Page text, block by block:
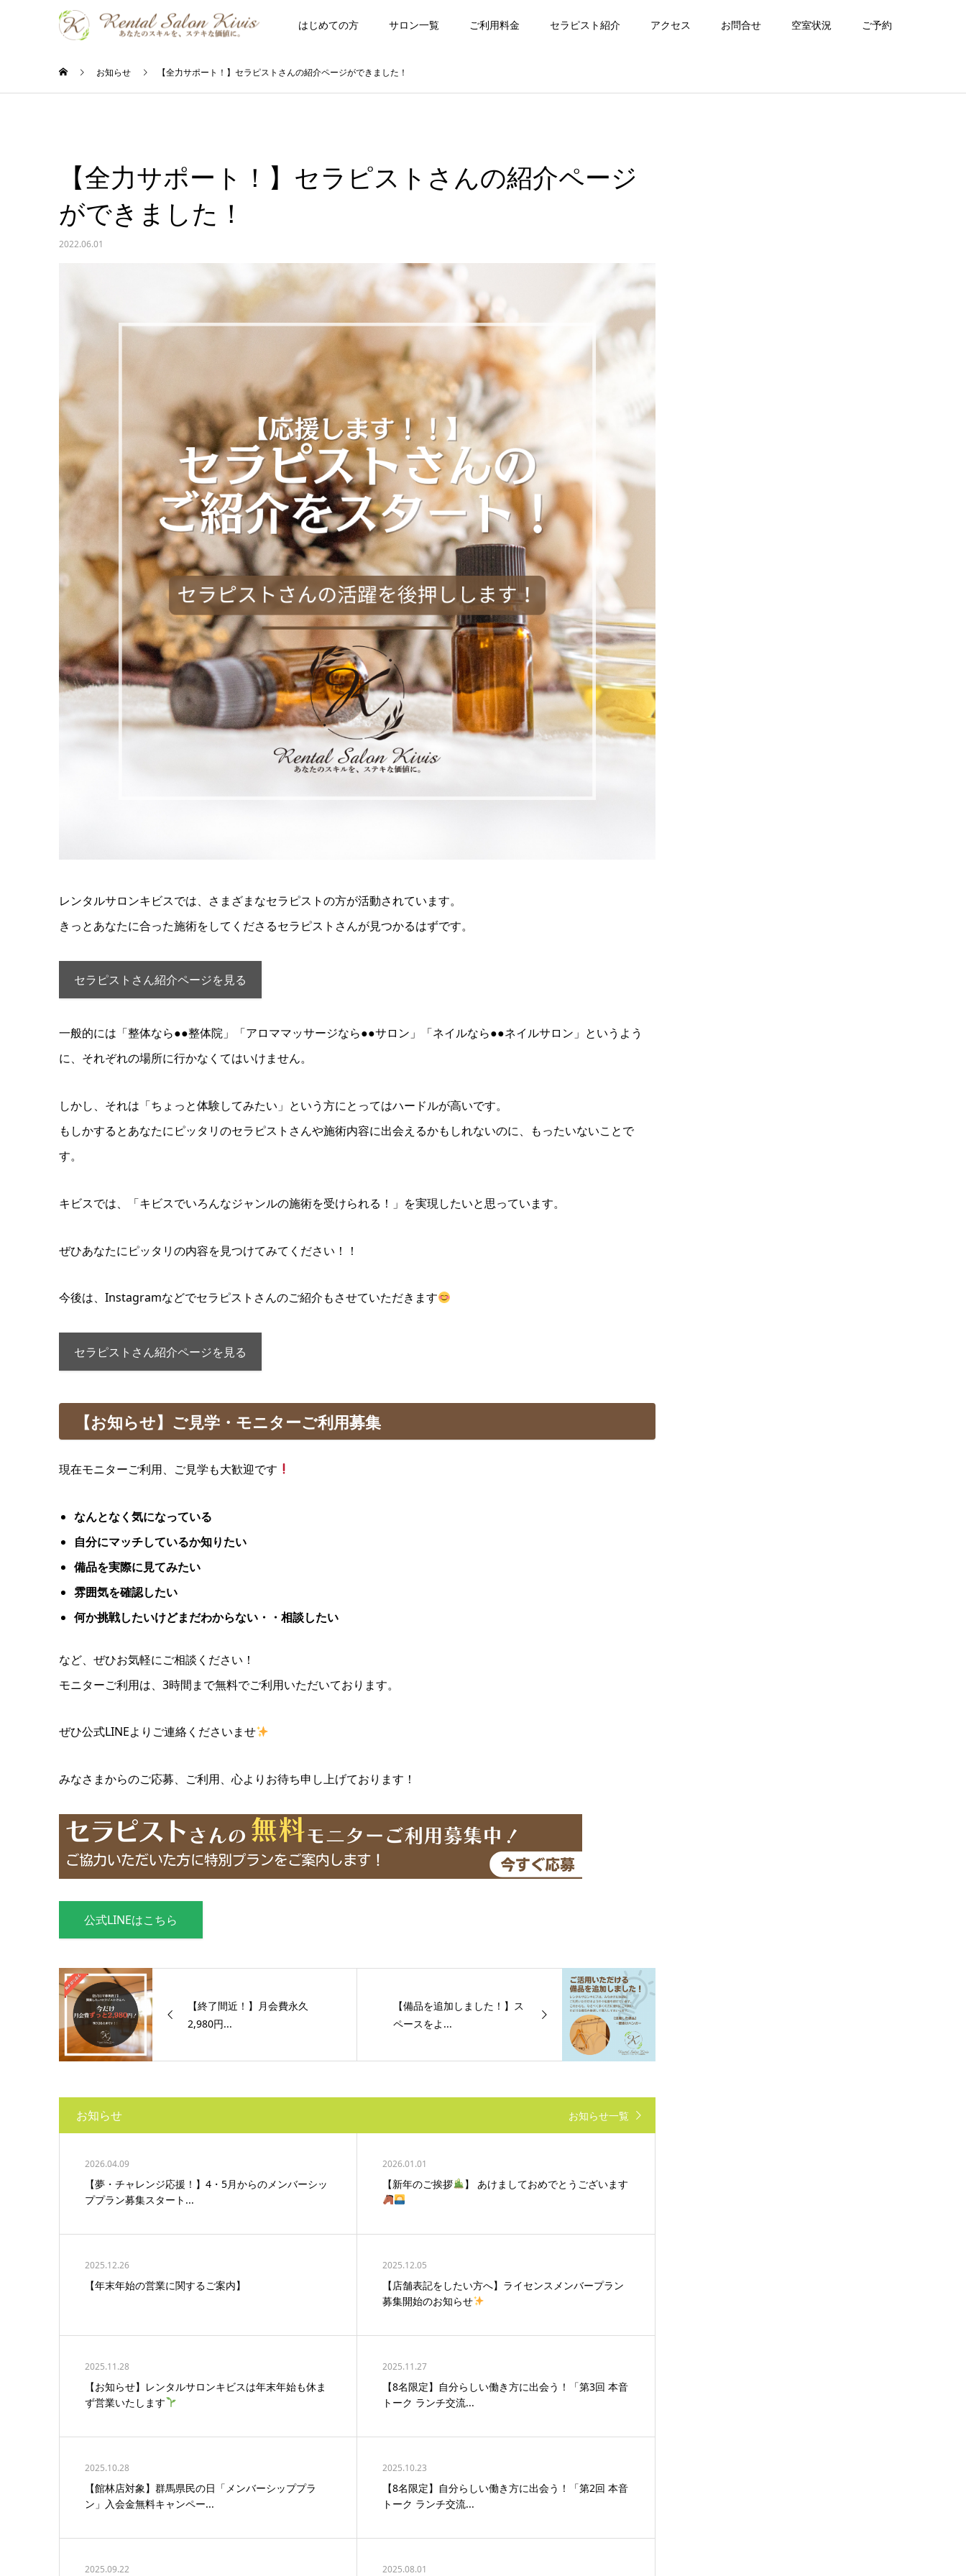
はじめての方 サロン一覧 ご利用料金 セラピスト紹介 アクセス お問合せ 空室状況 ご予約
お知らせ 【全力サポート！】セラピストさんの紹介ページができました！
【全力サポート！】セラピストさんの紹介ページ
ができました！
2022.06.01
レンタルサロンキビスでは、さまざまなセラピストの方が活動されています。
きっとあなたに合った施術をしてくださるセラピストさんが見つかるはずです。
セラピストさん紹介ページを見る
一般的には「整体なら●●整体院」「アロママッサージなら●●サロン」「ネイルなら●●ネイルサロン」というよう
に、それぞれの場所に行かなくてはいけません。
しかし、それは「ちょっと体験してみたい」という方にとってはハードルが高いです。
もしかするとあなたにピッタリのセラピストさんや施術内容に出会えるかもしれないのに、もったいないことで
す。
キビスでは、「キビスでいろんなジャンルの施術を受けられる！」を実現したいと思っています。
ぜひあなたにピッタリの内容を見つけてみてください！！
今後は、Instagramなどでセラピストさんのご紹介もさせていただきます
セラピストさん紹介ページを見る
【お知らせ】ご見学・モニターご利用募集
現在モニターご利用、ご見学も大歓迎です
なんとなく気になっている
自分にマッチしているか知りたい
備品を実際に見てみたい
雰囲気を確認したい
何か挑戦したいけどまだわからない・・相談したい
など、ぜひお気軽にご相談ください！
モニターご利用は、3時間まで無料でご利用いただいております。
ぜひ公式LINEよりご連絡くださいませ
みなさまからのご応募、ご利用、心よりお待ち申し上げております！
公式LINEはこちら
【終了間近！】月会費永久
2,980円...
【備品を追加しました！】ス
ペースをよ...
お知らせ お知らせ一覧
2026.04.09
【夢・チャレンジ応援！】4・5月からのメンバーシッ
ププラン募集スタート...
2026.01.01
【新年のご挨拶 】 あけましておめでとうございます
2025.12.26
【年末年始の営業に関するご案内】
2025.12.05
【店舗表記をしたい方へ】ライセンスメンバープラン
募集開始のお知らせ
2025.11.28
【お知らせ】レンタルサロンキビスは年末年始も休ま
ず営業いたします
2025.11.27
【8名限定】自分らしい働き方に出会う！「第3回 本音
トーク ランチ交流...
2025.10.28
【館林店対象】群馬県民の日「メンバーシッププラ
ン」入会金無料キャンペー...
2025.10.23
【8名限定】自分らしい働き方に出会う！「第2回 本音
トーク ランチ交流...
2025.09.22 2025.08.01